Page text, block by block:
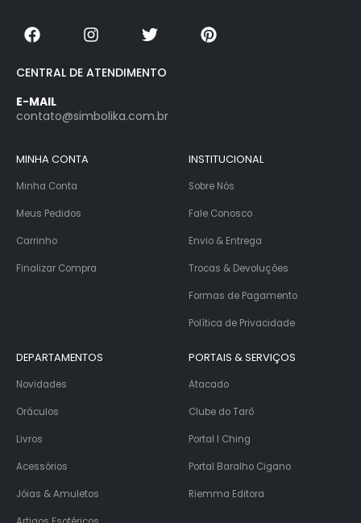
CENTRAL DE ATENDIMENTO
E-MAIL
contato@simbolika.com.br
MINHA CONTA
Minha Conta
Meus Pedidos
Carrinho
Finalizar Compra
INSTITUCIONAL
Sobre Nós
Fale Conosco
Envio & Entrega
Trocas & Devoluções
Formas de Pagamento
Política de Privacidade
DEPARTAMENTOS
Novidades
Oráculos
Livros
Acessórios
Jóias & Amuletos
PORTAIS & SERVIÇOS
Atacado
Clube do Tarô
Portal I Ching
Portal Baralho Cigano
Riemma Editora